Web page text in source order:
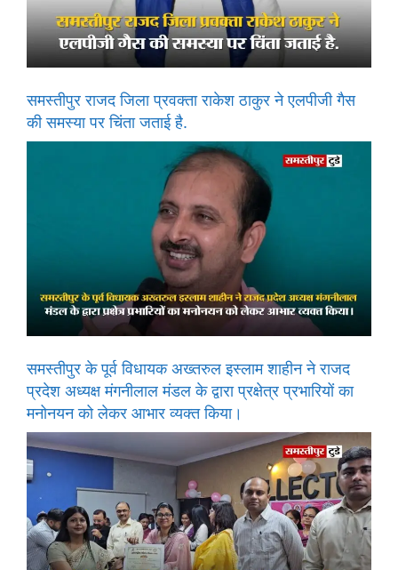
समस्तीपुर राजद जिला प्रवक्ता राकेश ठाकुर ने एलपीजी गैस
की समस्या पर चिंता जताई है.
समस्तीपुर के पूर्व विधायक अख्तरुल इस्लाम शाहीन ने राजद
प्रदेश अध्यक्ष मंगनीलाल मंडल के द्वारा प्रक्षेत्र प्रभारियों का
मनोनयन को लेकर आभार व्यक्त किया।